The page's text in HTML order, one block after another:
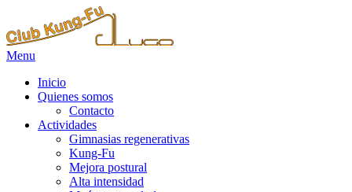
Menu
Inicio
Quienes somos
Contacto
Actividades
Gimnasias regenerativas
Kung-Fu
Mejora postural
Alta intensidad